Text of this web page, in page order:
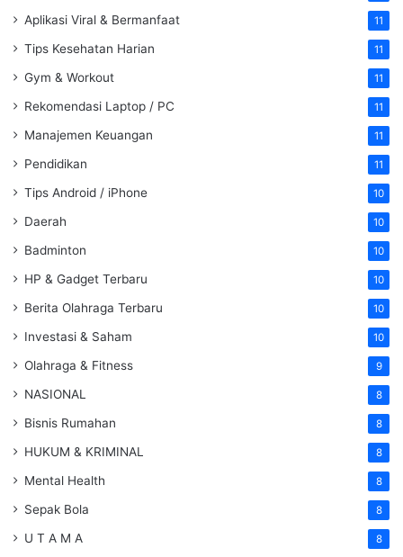
Aplikasi Viral & Bermanfaat 11
Tips Kesehatan Harian 11
Gym & Workout 11
Rekomendasi Laptop / PC 11
Manajemen Keuangan 11
Pendidikan 11
Tips Android / iPhone 10
Daerah 10
Badminton 10
HP & Gadget Terbaru 10
Berita Olahraga Terbaru 10
Investasi & Saham 10
Olahraga & Fitness 9
NASIONAL 8
Bisnis Rumahan 8
HUKUM & KRIMINAL 8
Mental Health 8
Sepak Bola 8
U T A M A 8